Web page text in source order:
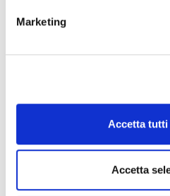
Marketing
Accetta tutti
Accetta
trattoria Lapo sita in P.za
Giu